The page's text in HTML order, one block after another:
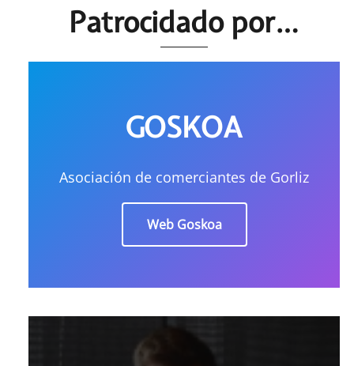
Patrocidado por…
GOSKOA
Asociación de comerciantes de Gorliz
Web Goskoa